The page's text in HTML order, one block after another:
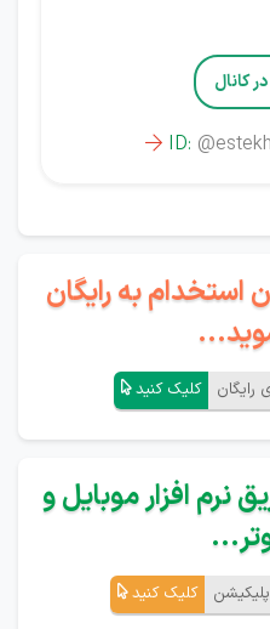
کانال
 ID:
استخدام به رایگان
کلیک کنید
نرم افزار موبایل و
کلیک کنید